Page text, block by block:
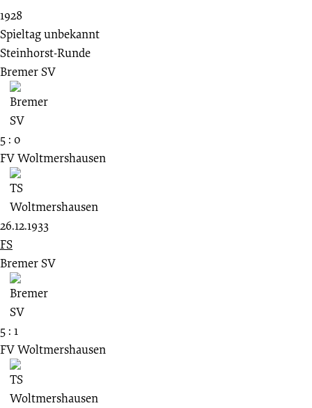
1928
Spieltag unbekannt
Steinhorst-Runde
Bremer SV
5 : 0
FV Woltmershausen
26.12.1933
FS
Bremer SV
5 : 1
FV Woltmershausen